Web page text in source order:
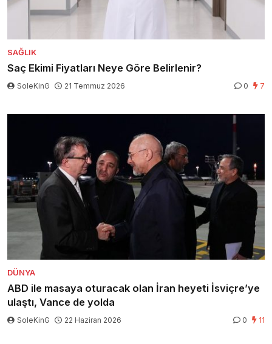
SAĞLIK
Saç Ekimi Fiyatları Neye Göre Belirlenir?
SoleKinG 21 Temmuz 2026 0 7
DÜNYA
ABD ile masaya oturacak olan İran heyeti İsviçre’ye
ulaştı, Vance de yolda
SoleKinG 22 Haziran 2026 0 11